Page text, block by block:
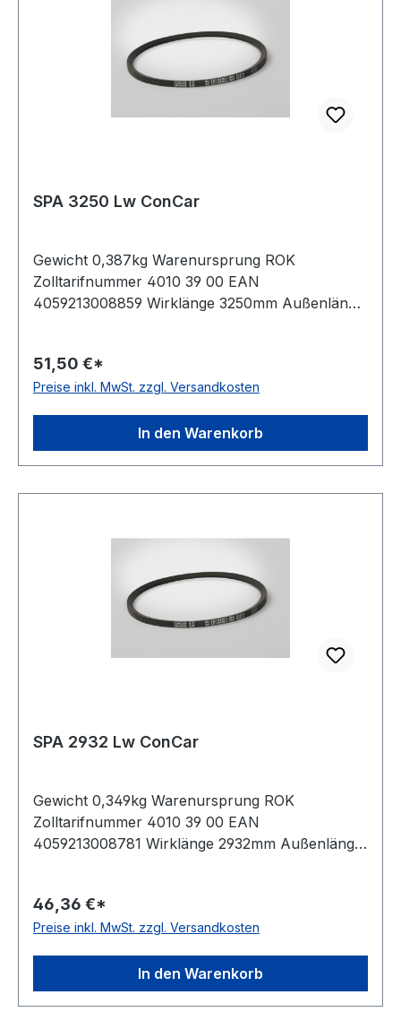
SPA 3250 Lw ConCar
Gewicht 0,387kg Warenursprung ROK
Zolltarifnummer 4010 39 00 EAN
4059213008859 Wirklänge 3250mm Außenlänge
Norm DIN 7753 Material Neoprene Zugstrang
Polyester Breite 12,7mm Höhe 10mm
51,50 €*
Preise inkl. MwSt. zzgl. Versandkosten
In den Warenkorb
SPA 2932 Lw ConCar
Gewicht 0,349kg Warenursprung ROK
Zolltarifnummer 4010 39 00 EAN
4059213008781 Wirklänge 2932mm Außenlänge
Norm DIN 7753 Material Neoprene Zugstrang
Polyester Breite 12,7mm Höhe 10mm
46,36 €*
Preise inkl. MwSt. zzgl. Versandkosten
In den Warenkorb